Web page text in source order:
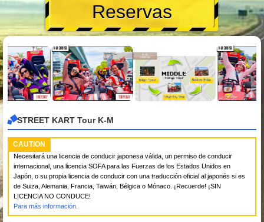
Reservas
STREET KART Tour K-M
CAUTION
Necesitará una licencia de conducir japonesa válida, un permiso de conducir
internacional, una licencia SOFA para las Fuerzas de los Estados Unidos en
Japón, o su propia licencia de conducir con una traducción oficial al japonés si es
de Suiza, Alemania, Francia, Taiwán, Bélgica o Mónaco. ¡Recuerde! ¡SIN
LICENCIA NO CONDUCE!
Para más información.